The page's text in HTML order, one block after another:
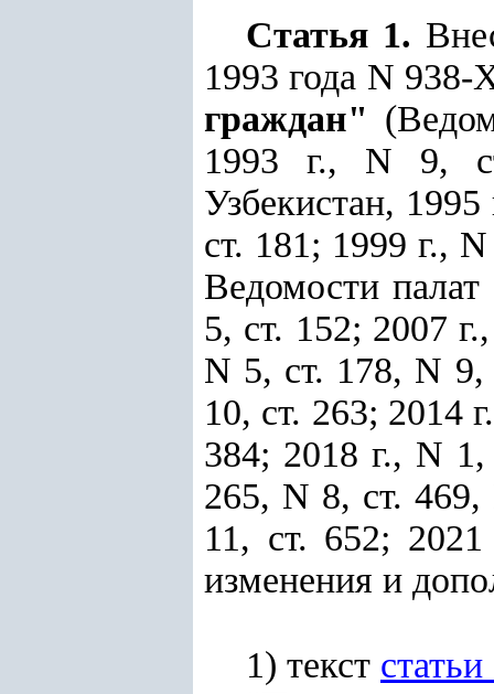
Статья 1.
1993 года N
граждан"
1993 г., N 9,
Узбекистан,
ст. 181; 1999 г.,
Ведомости
5, ст. 152; 2007
N 5, ст. 178, N 9,
10, ст. 263; 2014
384; 2018 г., N
265, N 8, ст.
11, ст. 652;
изменения и
1) текст